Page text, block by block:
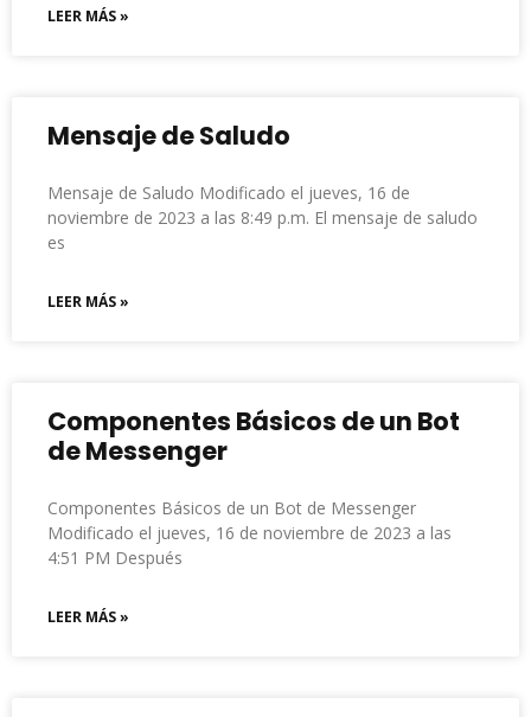
LEER MÁS »
Mensaje de Saludo
Mensaje de Saludo Modificado el jueves, 16 de
noviembre de 2023 a las 8:49 p.m. El mensaje de saludo
es
LEER MÁS »
Componentes Básicos de un Bot
de Messenger
Componentes Básicos de un Bot de Messenger
Modificado el jueves, 16 de noviembre de 2023 a las
4:51 PM Después
LEER MÁS »